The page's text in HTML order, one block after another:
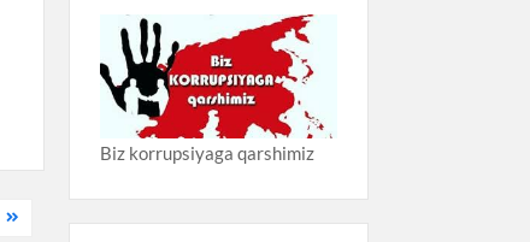
Biz korrupsiyaga qarshimiz